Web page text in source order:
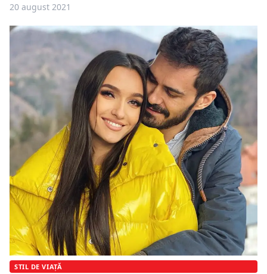
20 august 2021
STIL DE VIAȚĂ